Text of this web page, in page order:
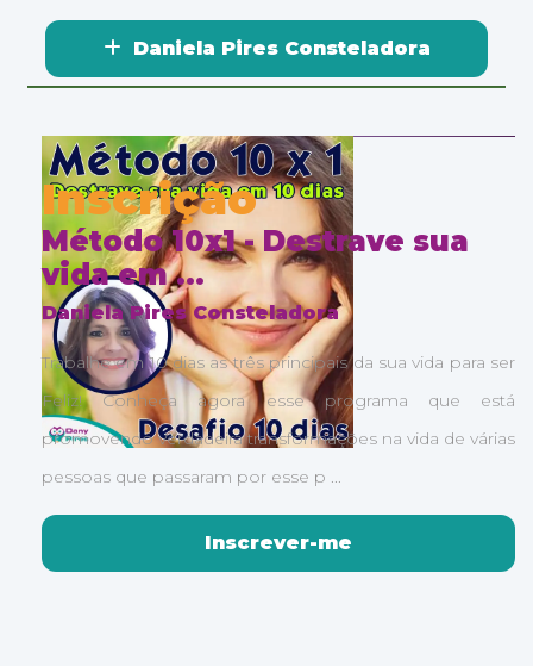
Daniela Pires Consteladora
DESAFIOS
Inscrição
Método 10x1 - Destrave sua
vida em ...
Daniela Pires Consteladora
Trabalhe em 10 dias as três principais da sua vida para ser
Feliz! Conheça agora esse programa que está
promovendo verdadeira transformações na vida de várias
pessoas que passaram por esse p ...
Inscrever-me